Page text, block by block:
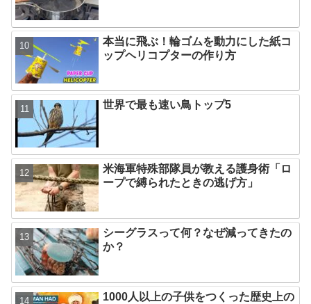
本当に飛ぶ！輪ゴムを動力にした紙コ
ップヘリコプターの作り方
世界で最も速い鳥トップ5
米海軍特殊部隊員が教える護身術「ロ
ープで縛られたときの逃げ方」
シーグラスって何？なぜ減ってきたの
か？
1000人以上の子供をつくった歴史上の